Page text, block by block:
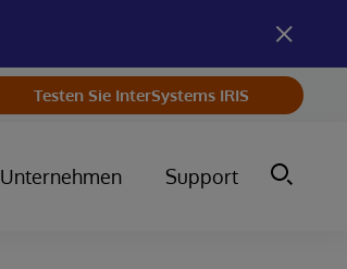
Testen Sie InterSystems IRIS
Unternehmen Support